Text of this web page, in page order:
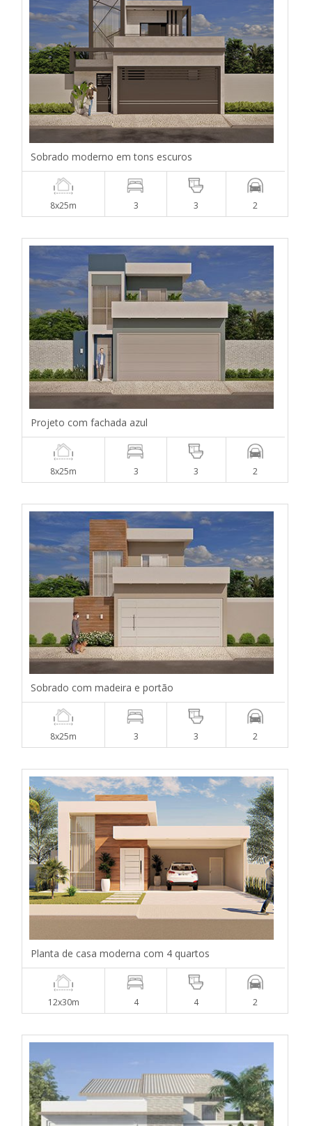
Sobrado moderno em tons escuros
8x25m 3 3 2
Projeto com fachada azul
8x25m 3 3 2
Sobrado com madeira e portão
8x25m 3 3 2
Planta de casa moderna com 4 quartos
12x30m 4 4 2